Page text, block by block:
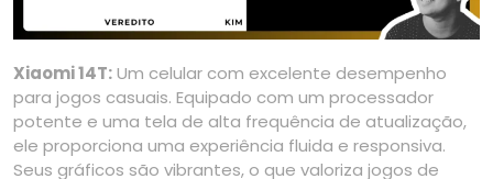
Xiaomi 14T:Um celular com excelente desempenho
para jogos casuais. Equipado com um processador
potente e uma tela de alta frequência de atualização,
ele proporciona uma experiência fluida e responsiva.
Seus gráficos são vibrantes, o que valoriza jogos de